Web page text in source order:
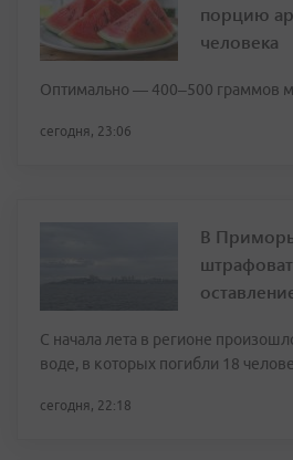
порцию
человека
Оптимально — 400–500 граммов
сегодня, 23:06
В
С начала лета в регионе
воде, в которых погибли 18
сегодня, 22:18